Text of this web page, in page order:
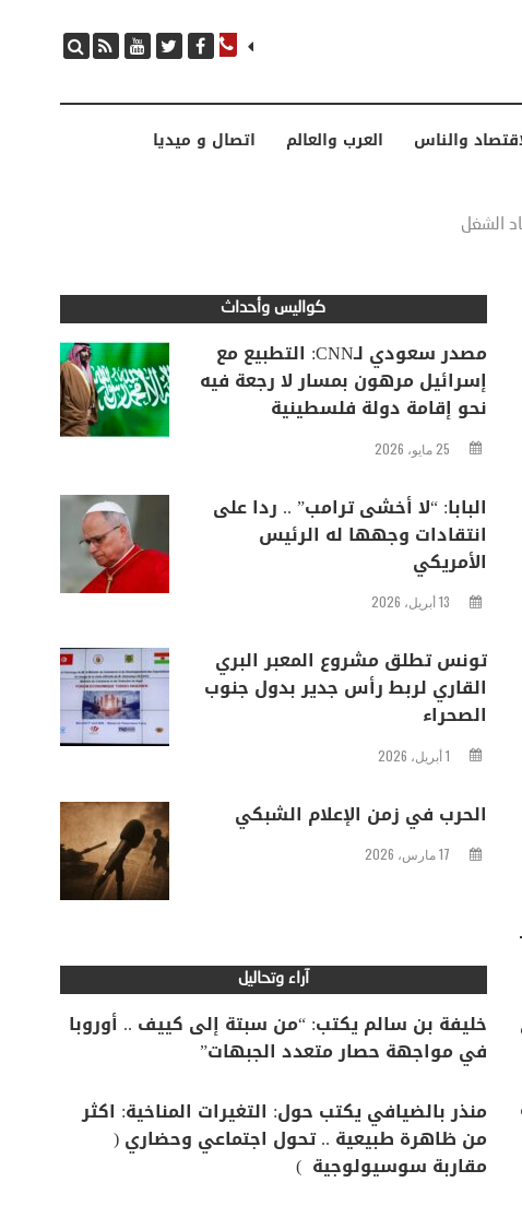
مصدر سعودي لـCNN: التطبيع مع إسرائيل مرهون بمسار لا رجعة فيه نحو إقامة دولة فلسطينية
والناس العرب والعالم اتصال و ميديا
الشغل
كواليس وأحداث
مصدر سعودي لـCNN: التطبيع مع
إسرائيل مرهون بمسار لا رجعة فيه
نحو إقامة دولة فلسطينية
25 مايو، 2026
البابا: “لا أخشى ترامب” .. ردا على
انتقادات وجهها له الرئيس
الأمريكي
13 أبريل، 2026
تونس تطلق مشروع المعبر البري
القاري لربط رأس جدير بدول جنوب
الصحراء
1 أبريل، 2026
الحرب في زمن الإعلام الشبكي
17 مارس، 2026
آراء وتحاليل
خليفة بن سالم يكتب: “من سبتة إلى كييف .. أوروبا
في مواجهة حصار متعدد الجبهات”
منذر بالضيافي يكتب حول: التغيرات المناخية: اكثر
من ظاهرة طبيعية .. تحول اجتماعي وحضاري (
مقاربة سوسيولوجية )